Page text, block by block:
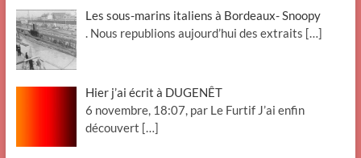
Les sous-marins italiens à Bordeaux- Snoopy
. Nous republions aujourd’hui des extraits […]
Hier j’ai écrit à DUGENÊT
6 novembre, 18:07, par Le Furtif J’ai enfin
découvert […]